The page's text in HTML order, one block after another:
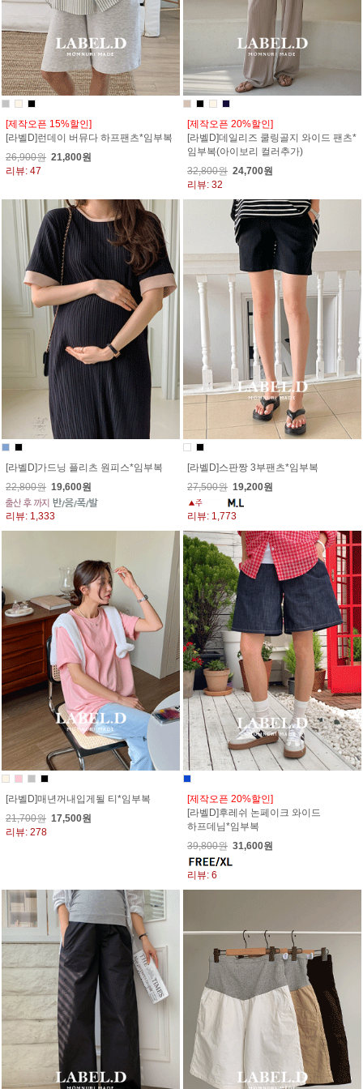
[제작오픈 15%할인]
[라벨D]런데이 버뮤다 하프팬츠*임부복
26,900원 21,800원
리뷰: 47
[제작오픈 20%할인]
[라벨D]데일리즈 쿨링골지 와이드 팬츠*
임부복(아이보리 컬러추가)
32,800원 24,700원
리뷰: 32
[라벨D]가드닝 플리츠 원피스*임부복
22,800원 19,600원
리뷰: 1,333
[라벨D]스판짱 3부팬츠*임부복
27,500원 19,200원
리뷰: 1,773
[라벨D]매년꺼내입게될 티*임부복
21,700원 17,500원
리뷰: 278
[제작오픈 20%할인]
[라벨D]후레쉬 논페이크 와이드
하프데님*임부복
39,800원 31,600원
리뷰: 6